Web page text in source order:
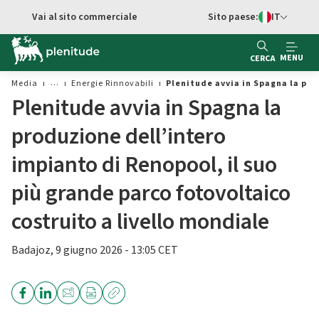
Vai al contenuto principale
Vai al sito commerciale
Switch di
Sito paese: IT
CERCA MENU
Media Energie Rinnovabili Plenitude avvia in Spagna la
Plenitude avvia in Spagna la
produzione dell’intero
impianto di Renopool, il suo
più grande parco fotovoltaico
costruito a livello mondiale
Badajoz, 9 giugno 2026 - 13:05 CET